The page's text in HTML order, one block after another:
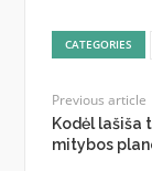
CATEGORIES
Previous article
Kodėl
mitybos